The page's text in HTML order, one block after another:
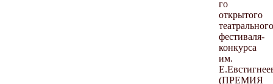
го
открытого
театрального
фестиваля-
конкурса
им.
(ПРЕМИЯ